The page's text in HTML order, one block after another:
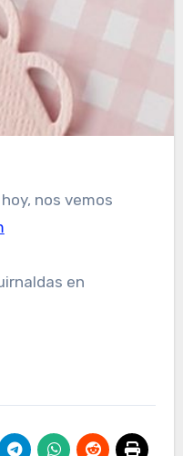
nos vemos
en